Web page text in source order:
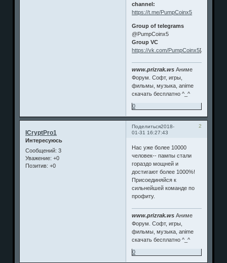
channel:
https://t.me/PumpCoinx5
Group of telegrams
@PumpCoinx5
Group VC
https://vk.com/PumpCoinx5[/align]
www.prizrak.ws Аниме
Форум. Софт, игры,
фильмы, музыка, anime
скачать бесплатно ^_^
0
Поделиться 2
2018-
01-31 16:27:43
ICryptPro1
Интересуюсь
Сообщений: 3
Уважение: +0
Позитив: +0
Нас уже более 10000
человек-- пампы стали
гораздо мощней и
достигают более 1000%!
Присоединяйся к
сильнейшей команде по
профиту.
www.prizrak.ws Аниме
Форум. Софт, игры,
фильмы, музыка, anime
скачать бесплатно ^_^
0